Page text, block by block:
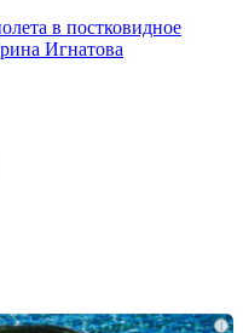
в постковидное
Игнатова
i